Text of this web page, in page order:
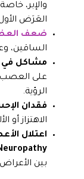
والإبر،
العَرَض
ضعف
الساقين،
مشاكل في
على العصب
الرؤية.
فقدان
الاهتزاز أو
بين الأعراض